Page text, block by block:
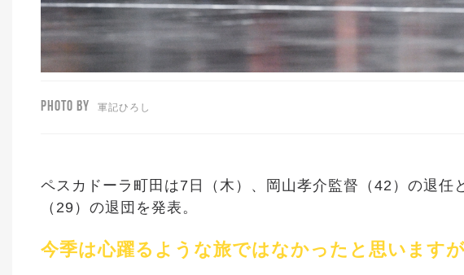
PHOTO BY 軍記ひろし
ペスカドーラ町田は7日（木）、岡山孝介監督（42）の退任
（29）の退団を発表。
今季は心躍るような旅ではなかったと思います